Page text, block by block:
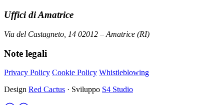
Uffici di Amatrice
Via del Castagneto, 14 02012 – Amatrice (RI)
Note legali
Privacy Policy Cookie Policy Whistleblowing
Design Red Cactus · Sviluppo S4 Studio